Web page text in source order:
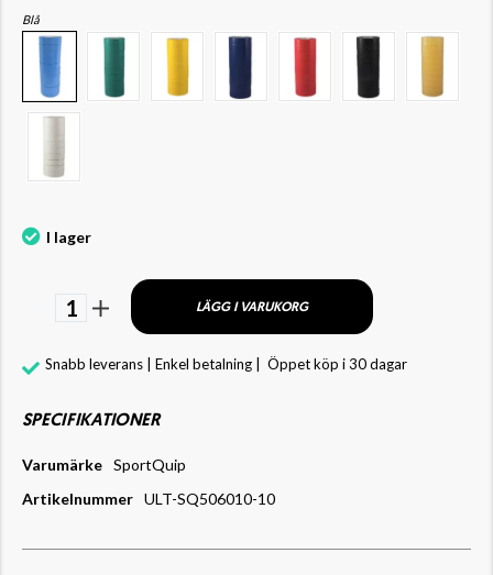
Blå
I lager
1 LÄGG I VARUKORG
Snabb leverans | Enkel betalning | Öppet köp i 30 dagar
SPECIFIKATIONER
Varumärke SportQuip
Artikelnummer ULT-SQ506010-10